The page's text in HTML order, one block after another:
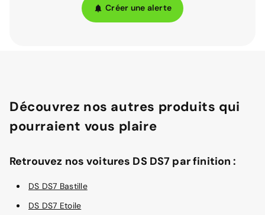
Créer une alerte
Découvrez nos autres produits qui
pourraient vous plaire
Retrouvez nos voitures DS DS7 par finition :
DS DS7 Bastille
DS DS7 Etoile